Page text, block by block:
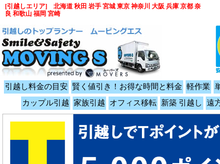
引越し料金の目安 賢く値引き！お得な時間と料金 軽作業
カップル引越 家族引越 オフィス移転 新築 引越し 遠
[引越しエリア] 北海道 秋田 岩手 宮城 東京 神奈川 大阪 兵庫 京都 奈
良 和歌山 福岡 宮崎